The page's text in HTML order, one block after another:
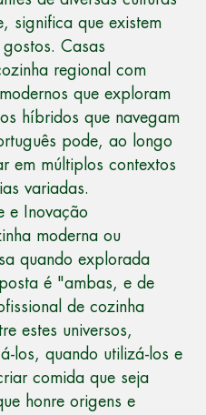
significa que existem
Casas
regional com
que exploram
híbridos que navegam
pode, ao longo
em múltiplos contextos
variadas.
e Inovação
moderna ou
quando explorada
é "ambas, e de
de cozinha
estes universos,
los, quando utilizá-los e
comida que seja
honre origens e